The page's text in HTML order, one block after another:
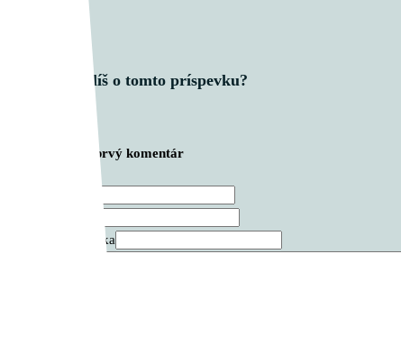
Čo si myslíš o tomto príspevku?
Zanechajte prvý komentár
Webová stránka